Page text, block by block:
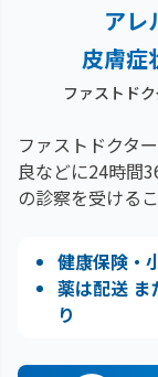
アレ
皮膚症
ファストド
ファストドクタ
良などに24時間
の診察を受ける
健康保険・
薬は配送 ま
り